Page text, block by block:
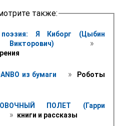
также:
поэзия: Я Киборг (Цыбин
Викторович)
»
из бумаги »
Роботы
ПОЛЕТ (Гарри
» книги и рассказы